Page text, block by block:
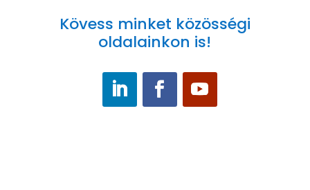
Kövess minket közösségi
oldalainkon is!